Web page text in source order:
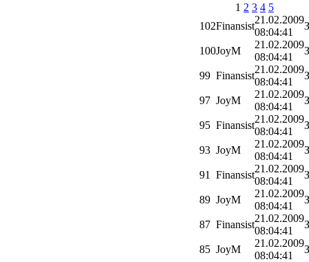
1 2 3 4 5
102Finansist
21.02.2009
08:04:41
З
100JoyM
21.02.2009
08:04:41
З
99 Finansist
21.02.2009
08:04:41
З
97 JoyM
21.02.2009
08:04:41
З
95 Finansist
21.02.2009
08:04:41
З
93 JoyM
21.02.2009
08:04:41
З
91 Finansist
21.02.2009
08:04:41
З
89 JoyM
21.02.2009
08:04:41
З
87 Finansist
21.02.2009
08:04:41
З
85 JoyM
21.02.2009
08:04:41
З